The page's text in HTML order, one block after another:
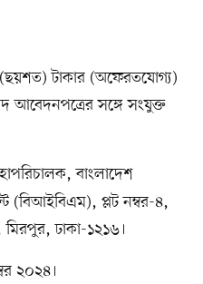
টাকার (অফেরতযোগ্য)
আবেদনপত্রের সঙ্গে সংযুক্ত
বাংলাদেশ
(বিআইবিএম), প্লট নম্বর-৪,
ঢাকা-১২১৬।
২০২৪।